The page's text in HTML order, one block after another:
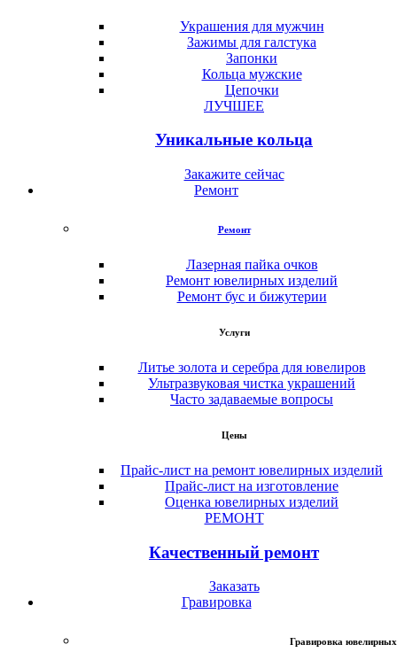
Украшения для мужчин
Зажимы для галстука
Запонки
Кольца мужские
Цепочки
ЛУЧШЕЕ
Уникальные кольца
Закажите сейчас
Ремонт
Ремонт
Лазерная пайка очков
Ремонт ювелирных изделий
Ремонт бус и бижутерии
Услуги
Литье золота и серебра для ювелиров
Ультразвуковая чистка украшений
Часто задаваемые вопросы
Цены
Прайс-лист на ремонт ювелирных изделий
Прайс-лист на изготовление
Оценка ювелирных изделий
РЕМОНТ
Качественный ремонт
Заказать
Гравировка
Гравировка ювелирных